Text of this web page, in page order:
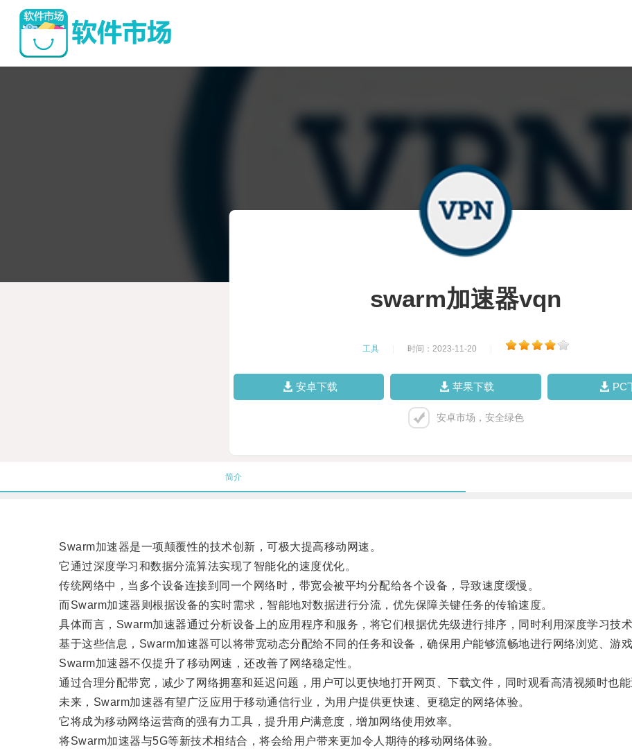
swarm加速器vqn
工具 时间：2023-11-20
安卓下载 苹果下载 PC
安卓市场，安全绿色
简介
Swarm加速器是一项颠覆性的技术创新，可极大提高移动网速。
它通过深度学习和数据分流算法实现了智能化的速度优化。
传统网络中，当多个设备连接到同一个网络时，带宽会被平均分配给各个设备，导致速度缓慢。
而Swarm加速器则根据设备的实时需求，智能地对数据进行分流，优先保障关键任务的传输速度。
具体而言，Swarm加速器通过分析设备上的应用程序和服务，将它们根据优先级进行排序，同时利用深度学习技术
基于这些信息，Swarm加速器可以将带宽动态分配给不同的任务和设备，确保用户能够流畅地进行网络浏览、游戏
Swarm加速器不仅提升了移动网速，还改善了网络稳定性。
通过合理分配带宽，减少了网络拥塞和延迟问题，用户可以更快地打开网页、下载文件，同时观看高清视频时也能
未来，Swarm加速器有望广泛应用于移动通信行业，为用户提供更快速、更稳定的网络体验。
它将成为移动网络运营商的强有力工具，提升用户满意度，增加网络使用效率。
将Swarm加速器与5G等新技术相结合，将会给用户带来更加令人期待的移动网络体验。